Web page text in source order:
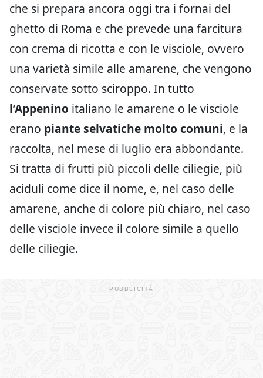
che si prepara ancora oggi tra i fornai del
ghetto di Roma e che prevede una farcitura
con crema di ricotta e con le visciole, ovvero
una varietà simile alle amarene, che vengono
conservate sotto sciroppo. In tutto
l’Appenino italiano le amarene o le visciole
erano piante selvatiche molto comuni, e la
raccolta, nel mese di luglio era abbondante.
Si tratta di frutti più piccoli delle ciliegie, più
aciduli come dice il nome, e, nel caso delle
amarene, anche di colore più chiaro, nel caso
delle visciole invece il colore simile a quello
delle ciliegie.